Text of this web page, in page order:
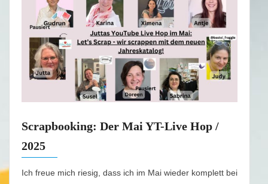
Scrapbooking: Der Mai YT-Live Hop /
2025
Ich freue mich riesig, dass ich im Mai wieder komplett bei